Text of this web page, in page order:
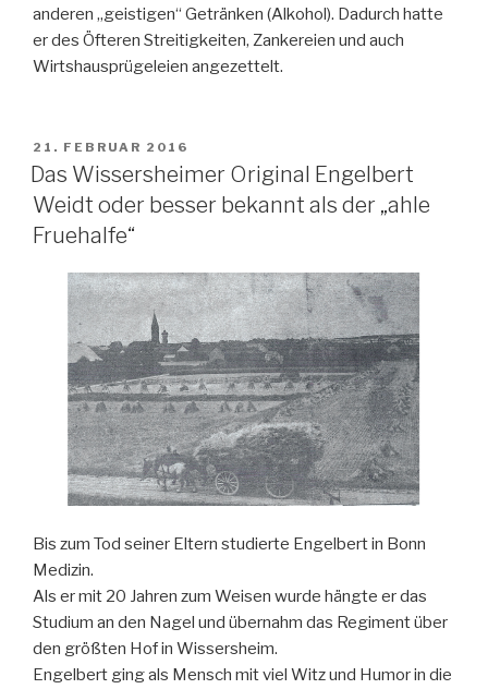
anderen „geistigen“ Getränken (Alkohol). Dadurch hatte
er des Öfteren Streitigkeiten, Zankereien und auch
Wirtshausprügeleien angezettelt.
VERÖFFENTLICHT
AM
21. FEBRUAR 2016
Das Wissersheimer Original Engelbert
Weidt oder besser bekannt als der „ahle
Fruehalfe“
Bis zum Tod seiner Eltern studierte Engelbert in Bonn
Medizin.
Als er mit 20 Jahren zum Weisen wurde hängte er das
Studium an den Nagel und übernahm das Regiment über
den größten Hof in Wissersheim.
Engelbert ging als Mensch mit viel Witz und Humor in die